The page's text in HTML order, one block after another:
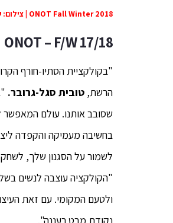
ONOT Fall Winter 2018 | צילום: שי יחזקאל
ONOT – F/W 17/18
"בקולקציית הסתיו-חורף
הרשת, טובית סגל-גרובר.
שסובב אותנו. עולם המאפשר
בחשיבה מעמיקה והקפדה
לשמור על הסגנון שלך,
"הקולקציה עוצבה לנשים
ולטעם המקומי. עם זאת